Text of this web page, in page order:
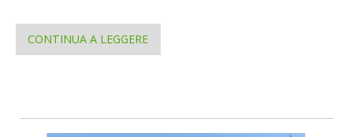
CONTINUA A LEGGERE